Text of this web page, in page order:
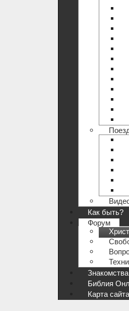
Как быть?
Форум
Знакомства
Библия
Карта сайта